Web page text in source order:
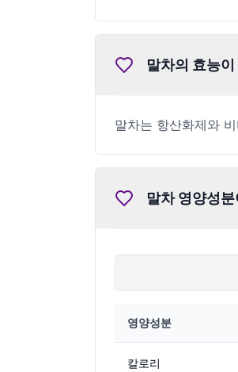
말차의 효능
말차는 항산화제와
말차영양성분
영양성분
칼로리